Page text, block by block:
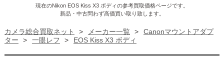
現在のNikon EOS Kiss X3 ボディの参考買取価格ページです。
新品・中古問わず高価買い取り致します。
カメラ総合買取ネット > メーカー一覧 >
Canonマウントアダプ
ター
> 一眼レフ > EOS Kiss X3 ボディ